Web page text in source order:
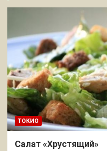
ТОКИО
Салат «Хрустящий»